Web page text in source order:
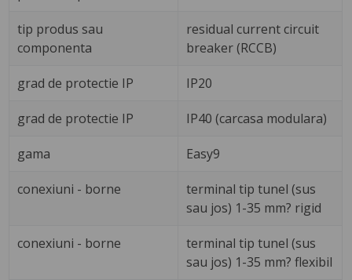
tip produs sau
componenta
residual current circuit
breaker (RCCB)
grad de protectie IP IP20
grad de protectie IP IP40 (carcasa modulara)
gama Easy9
conexiuni - borne
terminal tip tunel (sus
sau jos) 1-35 mm? rigid
conexiuni - borne
terminal tip tunel (sus
sau jos) 1-35 mm? flexibil